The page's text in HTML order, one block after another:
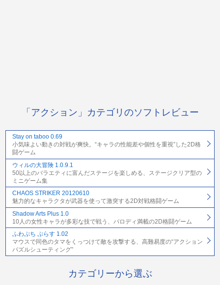
「アクション」カテゴリのソフトレビュー
Stay on taboo 0.69
小気味よい動きの対戦が爽快。“キャラの性能差や個性を重視”した2D格
闘ゲーム
ウィルの大冒険 1.0.9.1
50以上のバラエティに富んだステージを楽しめる、ステージクリア型の
ミニゲーム集
CHAOS STRIKER 20120610
魅力的なキャラクタが武器を使って激突する2D対戦格闘ゲーム
Shadow Arts Plus 1.0
10人の女性キャラが多彩な技で戦う、パロディ満載の2D格闘ゲーム
ふわぷち ぷらす 1.02
マウスで同色のタマをくっつけて敵を攻撃する、高難易度の“アクション
パズルシューティング”
カテゴリーから選ぶ